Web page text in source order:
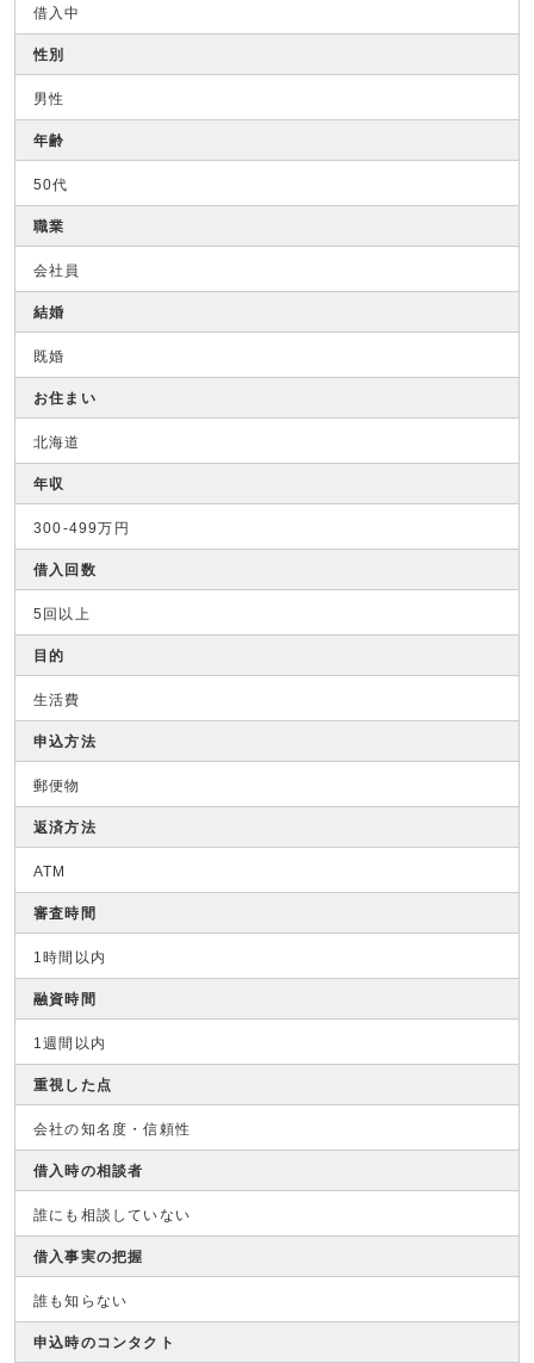
借入中
性別
男性
年齢
50代
職業
会社員
結婚
既婚
お住まい
北海道
年収
300-499万円
借入回数
5回以上
目的
生活費
申込方法
郵便物
返済方法
ATM
審査時間
1時間以内
融資時間
1週間以内
重視した点
会社の知名度・信頼性
借入時の相談者
誰にも相談していない
借入事実の把握
誰も知らない
申込時のコンタクト